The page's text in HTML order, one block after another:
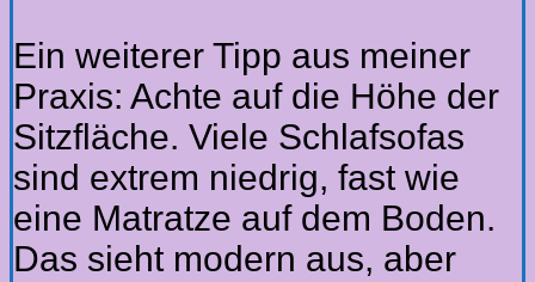
Ein weiterer Tipp aus meiner
Praxis: Achte auf die Höhe der
Sitzfläche. Viele Schlafsofas
sind extrem niedrig, fast wie
eine Matratze auf dem Boden.
Das sieht modern aus, aber